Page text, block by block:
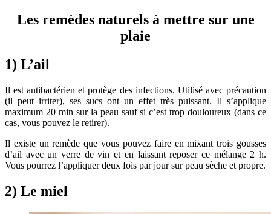
Les remèdes naturels à mettre sur une
plaie
1) L’ail
Il est antibactérien et protège des infections. Utilisé avec précaution
(il peut irriter), ses sucs ont un effet très puissant. Il s’applique
maximum 20 min sur la peau sauf si c’est trop douloureux (dans ce
cas, vous pouvez le retirer).
Il existe un remède que vous pouvez faire en mixant trois gousses
d’ail avec un verre de vin et en laissant reposer ce mélange 2 h.
Vous pourrez l’appliquer deux fois par jour sur peau sèche et propre.
2) Le miel